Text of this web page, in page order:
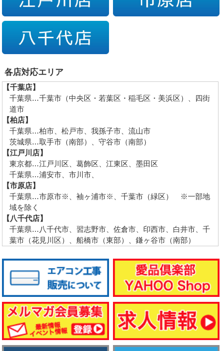
各店対応エリア
【千葉店】
千葉県…千葉市（中央区・若葉区・稲毛区・美浜区）、四街
道市
【柏店】
千葉県…柏市、松戸市、我孫子市、流山市
茨城県…取手市（南部）、守谷市（南部）
【江戸川店】
東京都…江戸川区、葛飾区、江東区、墨田区
千葉県…浦安市、市川市、
【市原店】
千葉県…市原市※、袖ヶ浦市※、千葉市（緑区） ※一部地
域を除く
【八千代店】
千葉県…八千代市、習志野市、佐倉市、印西市、白井市、千
葉市（花見川区）、船橋市（東部）、鎌ヶ谷市（南部）